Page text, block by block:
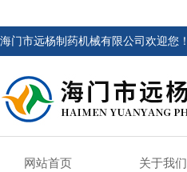
海门市远杨制药机械有限公司欢迎您！
网站首页 关于我们